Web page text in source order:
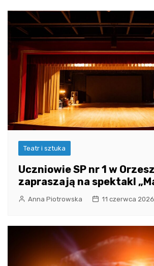
Teatr i sztuka
Uczniowie SP nr 1 w
zapraszają na spektakl
Anna Piotrowska 11 czerwca 2026